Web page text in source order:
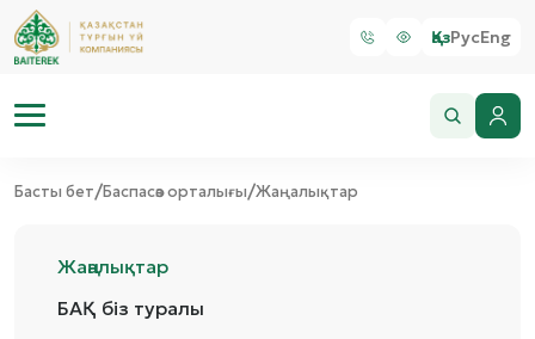
ҚазРусEng
Басты бет/Баспасөз орталығы/Жаңалықтар
Жаңалықтар
БАҚ біз туралы